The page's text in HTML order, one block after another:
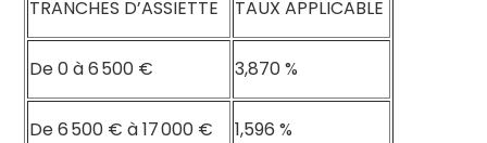
TRANCHES D’ASSIETTE TAUX APPLICABLE
De 0 à 6 500 € 3,870 %
De 6 500 € à 17 000 € 1,596 %